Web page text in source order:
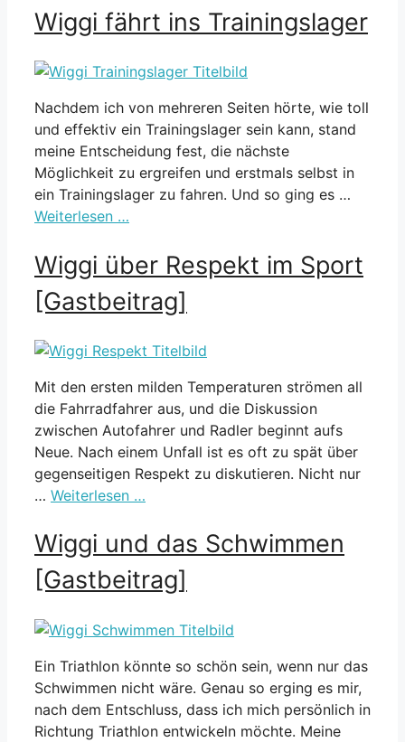
Wiggi fährt ins Trainingslager
Nachdem ich von mehreren Seiten hörte, wie toll
und effektiv ein Trainingslager sein kann, stand
meine Entscheidung fest, die nächste
Möglichkeit zu ergreifen und erstmals selbst in
ein Trainingslager zu fahren. Und so ging es …
Weiterlesen …
Wiggi über Respekt im Sport
[Gastbeitrag]
Mit den ersten milden Temperaturen strömen all
die Fahrradfahrer aus, und die Diskussion
zwischen Autofahrer und Radler beginnt aufs
Neue. Nach einem Unfall ist es oft zu spät über
gegenseitigen Respekt zu diskutieren. Nicht nur
… Weiterlesen …
Wiggi und das Schwimmen
[Gastbeitrag]
Ein Triathlon könnte so schön sein, wenn nur das
Schwimmen nicht wäre. Genau so erging es mir,
nach dem Entschluss, dass ich mich persönlich in
Richtung Triathlon entwickeln möchte. Meine